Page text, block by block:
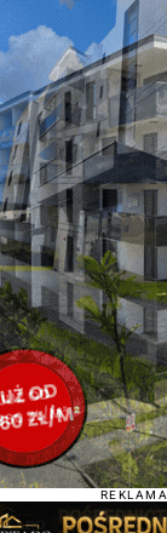
REKLAMA